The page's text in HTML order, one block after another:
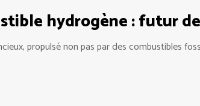
hydrogène : futur
propulsé non pas par des combustibles